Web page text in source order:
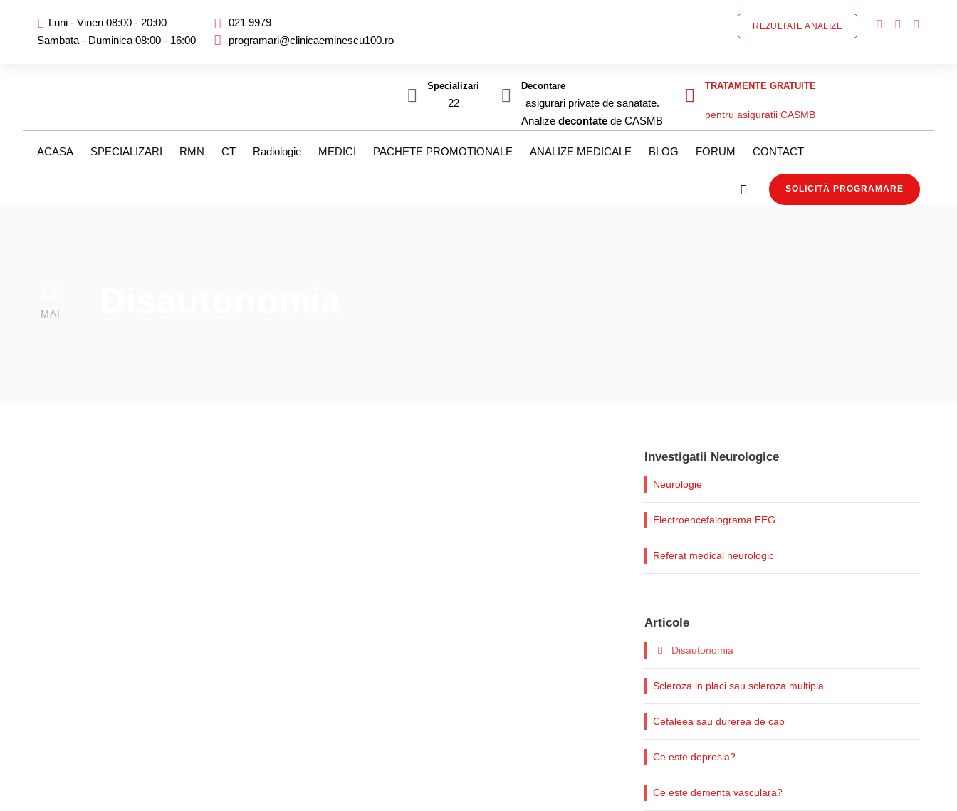
Luni - Vineri 08:00 - 20:00
Sambata - Duminica 08:00 - 16:00
021 9979
programari@clinicaeminescu100.ro
REZULTATE ANALIZE
Specializari
22
Decontare
asigurari private de sanatate.
Analize decontate de CASMB
TRATAMENTE GRATUITE
pentru asiguratii CASMB
ACASA SPECIALIZARI RMN CT Radiologie MEDICI PACHETE PROMOTIONALE ANALIZE MEDICALE BLOG FORUM CONTACT
SOLICITĂ PROGRAMARE
MAI
Investigatii Neurologice
Neurologie
Electroencefalograma EEG
Referat medical neurologic
Articole
Disautonomia
Scleroza in placi sau scleroza multipla
Cefaleea sau durerea de cap
Ce este depresia?
Ce este dementa vasculara?